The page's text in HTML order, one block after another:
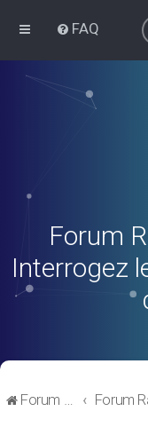
FAQ
Forum
Interrogez
Forum de discussions sur le Regroupement de Crédits et le Rachat de Crédits